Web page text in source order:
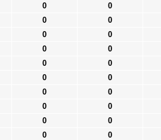
0 0
0 0
0 0
0 0
0 0
0 0
0 0
0 0
0 0
0 0